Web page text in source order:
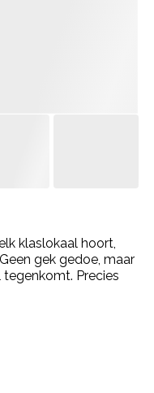
klaslokaal hoort,
gek gedoe, maar
Precies